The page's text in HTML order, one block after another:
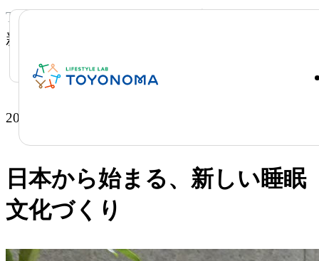
TOP
新しい睡眠文化づくり
2026.02.04
日本から始まる、新しい睡眠
文化づくり